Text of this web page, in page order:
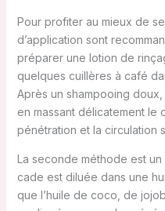
Pour profiter au mieux de
d’application sont
préparer une lotion de
quelques cuillères à café
Après un shampooing
en massant délicatement le
pénétration et la circulation
La seconde méthode est un
cade est diluée dans une
que l’huile de coco, de